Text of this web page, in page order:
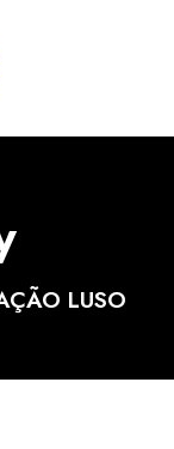
LUSO